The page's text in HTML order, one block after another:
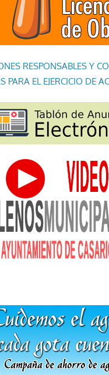
RESPONSABLES Y
PARA EL EJERCICIO DE